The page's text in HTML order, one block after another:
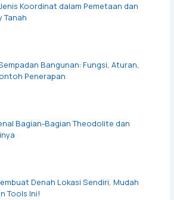
Koordinat dalam Pemetaan dan
Tanah
Bangunan: Fungsi, Aturan,
Penerapan
Bagian-Bagian Theodolite dan
Denah Lokasi Sendiri, Mudah
Tools Ini!